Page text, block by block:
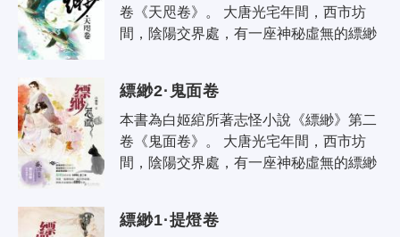
卷《天咫卷》。 大唐光宅年間，西市坊
間，陰陽交界處，有一座神秘虛無的縹緲
閣，..
縹緲2·鬼面卷
本書為白姬綰所著志怪小說《縹緲》第二
卷《鬼面卷》。 大唐光宅年間，西市坊
間，陰陽交界處，有一座神秘虛無的縹緲
閣，..
縹緲1·提燈卷